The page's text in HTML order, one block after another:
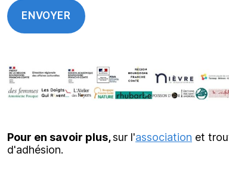
Pour en savoir plus,sur l'association et
d'adhésion.